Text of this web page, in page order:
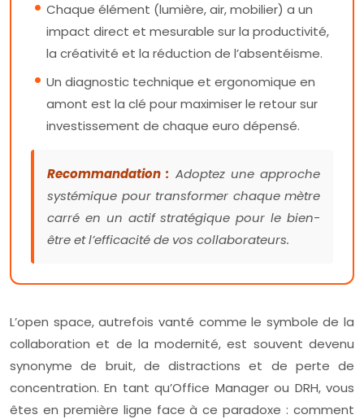
Chaque élément (lumière, air, mobilier) a un
impact direct et mesurable sur la productivité,
la créativité et la réduction de l’absentéisme.
Un diagnostic technique et ergonomique en
amont est la clé pour maximiser le retour sur
investissement de chaque euro dépensé.
Recommandation : Adoptez une approche
systémique pour transformer chaque mètre
carré en un actif stratégique pour le bien-
être et l’efficacité de vos collaborateurs.
L’open space, autrefois vanté comme le symbole de la
collaboration et de la modernité, est souvent devenu
synonyme de bruit, de distractions et de perte de
concentration. En tant qu’Office Manager ou DRH, vous
êtes en première ligne face à ce paradoxe : comment